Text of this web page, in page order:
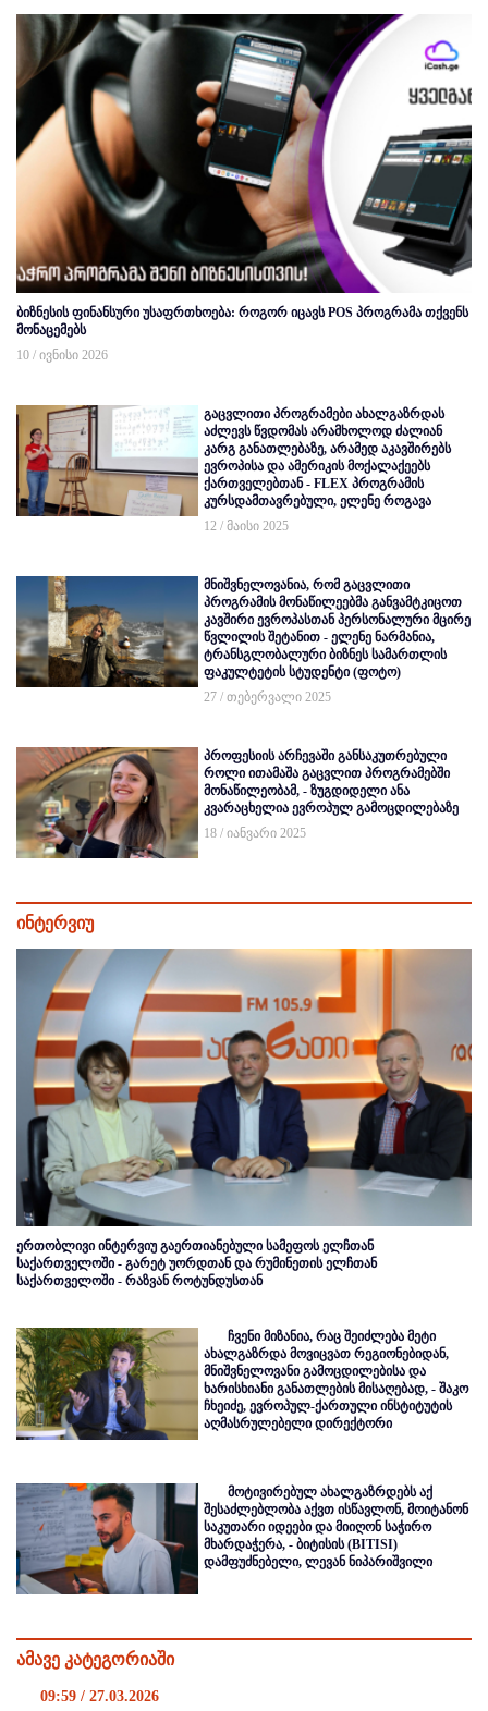
ბიზნესის ფინანსური უსაფრთხოება: როგორ იცავს POS პროგრამა თქვენს
მონაცემებს
10 / ივნისი 2026
გაცვლითი პროგრამები ახალგაზრდას
აძლევს წვდომას არამხოლოდ ძალიან
კარგ განათლებაზე, არამედ აკავშირებს
ევროპისა და ამერიკის მოქალაქეებს
ქართველებთან - FLEX პროგრამის
კურსდამთავრებული, ელენე როგავა
12 / მაისი 2025
მნიშვნელოვანია, რომ გაცვლითი
პროგრამის მონაწილეებმა განვამტკიცოთ
კავშირი ევროპასთან პერსონალური მცირე
წვლილის შეტანით - ელენე ნარმანია,
ტრანსგლობალური ბიზნეს სამართლის
ფაკულტეტის სტუდენტი (ფოტო)
27 / თებერვალი 2025
პროფესიის არჩევაში განსაკუთრებული
როლი ითამაშა გაცვლით პროგრამებში
მონაწილეობამ, - ზუგდიდელი ანა
კვარაცხელია ევროპულ გამოცდილებაზე
18 / იანვარი 2025
ინტერვიუ
ერთობლივი ინტერვიუ გაერთიანებული სამეფოს ელჩთან
საქართველოში - გარეტ უორდთან და რუმინეთის ელჩთან
საქართველოში - რაზვან როტუნდუსთან
ჩვენი მიზანია, რაც შეიძლება მეტი
ახალგაზრდა მოვიცვათ რეგიონებიდან,
მნიშვნელოვანი გამოცდილებისა და
ხარისხიანი განათლების მისაღებად, - შაკო
ჩხეიძე, ევროპულ-ქართული ინსტიტუტის
აღმასრულებელი დირექტორი
მოტივირებულ ახალგაზრდებს აქ
შესაძლებლობა აქვთ ისწავლონ, მოიტანონ
საკუთარი იდეები და მიიღონ საჭირო
მხარდაჭერა, - ბიტისის (BITISI)
დამფუძნებელი, ლევან ნიპარიშვილი
ამავე კატეგორიაში
09:59 / 27.03.2026